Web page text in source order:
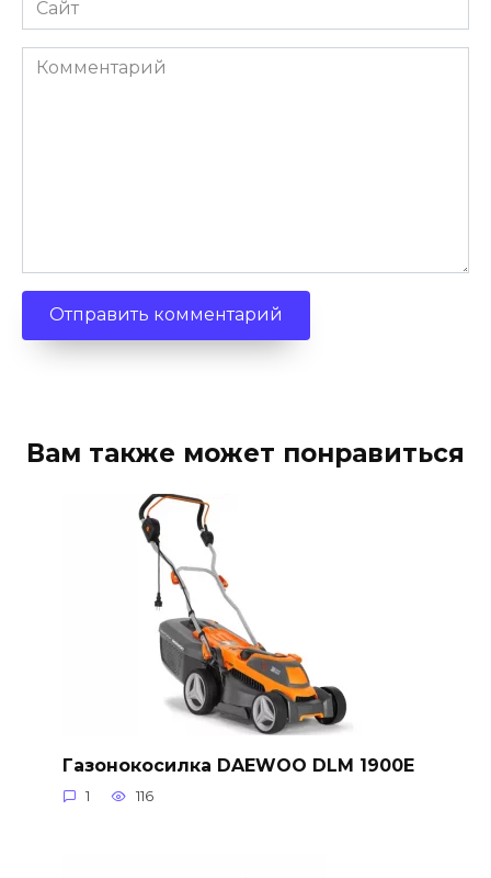
Комментарий
Вам также может понравиться
Газонокосилка DAEWOO DLM 1900E
1 116